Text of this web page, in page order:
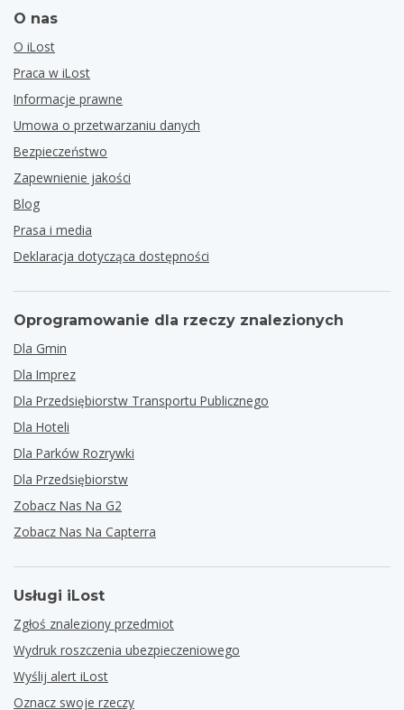
O nas
O iLost
Praca w iLost
Informacje prawne
Umowa o przetwarzaniu danych
Bezpieczeństwo
Zapewnienie jakości
Blog
Prasa i media
Deklaracja dotycząca dostępności
Oprogramowanie dla rzeczy znalezionych
Dla Gmin
Dla Imprez
Dla Przedsiębiorstw Transportu Publicznego
Dla Hoteli
Dla Parków Rozrywki
Dla Przedsiębiorstw
Zobacz Nas Na G2
Zobacz Nas Na Capterra
Usługi iLost
Zgłoś znaleziony przedmiot
Wydruk roszczenia ubezpieczeniowego
Wyślij alert iLost
Oznacz swoje rzeczy